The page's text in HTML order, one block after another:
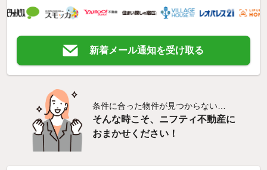
新着メール通知を受け取る
条件に合った物件が見つからない…
そんな時こそ、ニフティ不動産に
おまかせください！